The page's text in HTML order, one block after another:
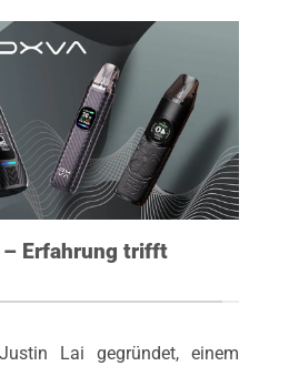
– Erfahrung trifft
Lai gegründet, einem